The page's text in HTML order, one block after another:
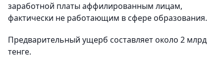
заработной платы аффилированным лицам,
фактически не работающим в сфере образования.
Предварительный ущерб составляет около 2 млрд
тенге.